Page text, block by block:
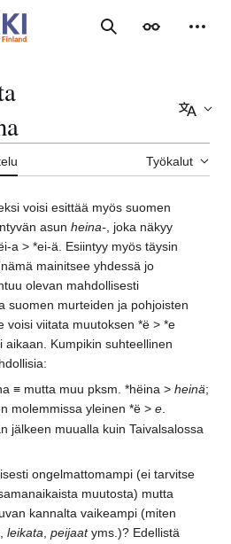
Haku Ulkoasu
Lisää
Työkalut
voisi esittää myös suomen
asun heina- , joka näkyy
a > *ei-ä. Esiintyy myös täysin
mainitsee yhdessä jo
olevan mahdollisesti
suomen murteiden ja pohjoisten
voisi viitata muutoksen *ë > *e
aikaan. Kumpikin suhteellinen
≡ mutta muu pksm. *hëina > heinä;
molemmissa yleinen *ë > e.
jälkeen muualla kuin Taivalsalossa
ongelmattomampi (ei tarvitse
muutosta) mutta
kannalta vaikeampi (miten
, leikata, peijaatyms.)? Edellistä